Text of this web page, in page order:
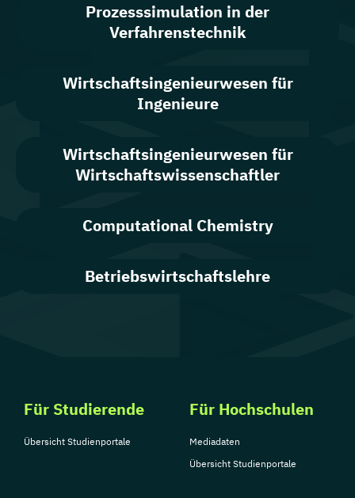
Prozesssimulation in der
Verfahrenstechnik
Wirtschaftsingenieurwesen für
Ingenieure
Wirtschaftsingenieurwesen für
Wirtschaftswissenschaftler
Computational Chemistry
Betriebswirtschaftslehre
Für Studierende
Übersicht Studienportale
Für Hochschulen
Mediadaten
Übersicht Studienportale